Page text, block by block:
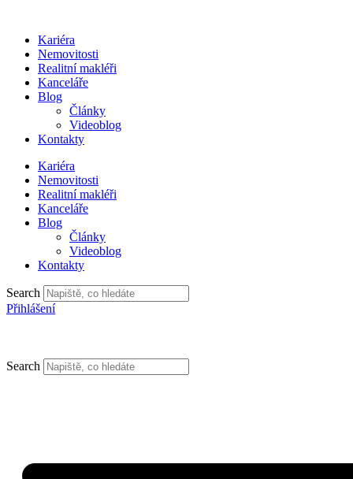
obsahuKariéra
Nemovitosti
Realitní makléři
Kanceláře
Blog
Články
Videoblog
Kontakty
Kariéra
Nemovitosti
Realitní makléři
Kanceláře
Blog
Články
Videoblog
Kontakty
Search
Přihlášení
Search